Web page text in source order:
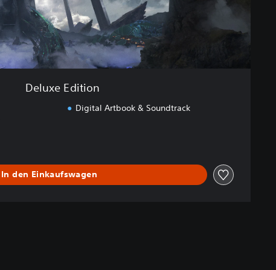
Deluxe Edition
Digital Artbook & Soundtrack
In den Einkaufswagen